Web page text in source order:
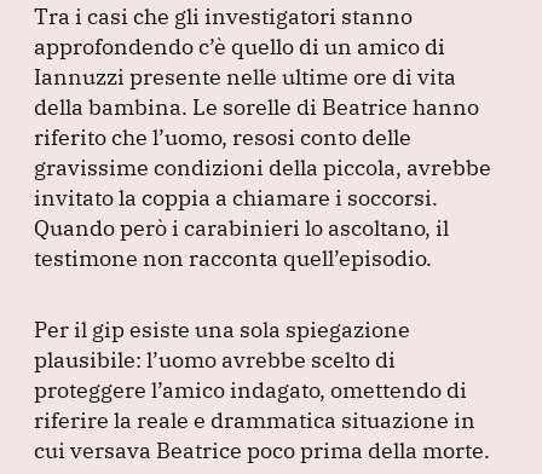
Tra i casi che gli investigatori stanno
approfondendo c’è quello di un amico di
Iannuzzi presente nelle ultime ore di vita
della bambina. Le sorelle di Beatrice hanno
riferito che l’uomo, resosi conto delle
gravissime condizioni della piccola, avrebbe
invitato la coppia a chiamare i soccorsi.
Quando però i carabinieri lo ascoltano, il
testimone non racconta quell’episodio.
Per il gip esiste una sola spiegazione
plausibile: l’uomo avrebbe scelto di
proteggere l’amico indagato, omettendo di
riferire la reale e drammatica situazione in
cui versava Beatrice poco prima della morte.